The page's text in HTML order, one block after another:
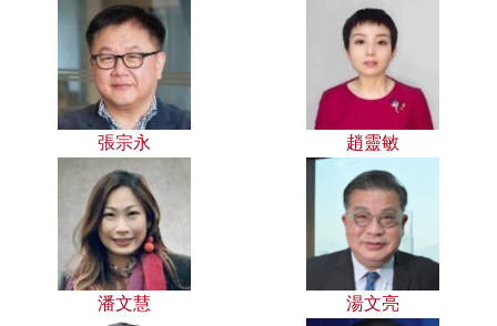
張宗永 趙靈敏
潘文慧 湯文亮